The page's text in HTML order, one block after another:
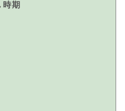
期